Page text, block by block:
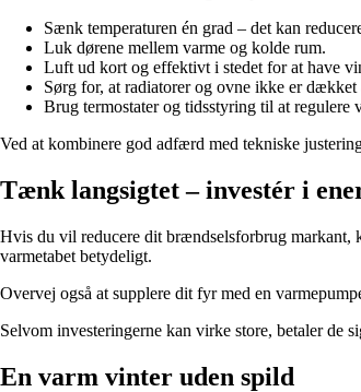
Sænk temperaturen én grad – det kan
Luk dørene mellem varme og kolde rum.
Luft ud kort og effektivt i stedet for at have
Sørg for, at radiatorer og ovne ikke er
Brug termostater og tidsstyring til at regulere
Ved at kombinere god adfærd med tekniske
Tænk langsigtet – investér i
Hvis du vil reducere dit brændselsforbrug
varmetabet betydeligt.
Overvej også at supplere dit fyr med en
Selvom investeringerne kan virke store, betaler de
En varm vinter uden spild